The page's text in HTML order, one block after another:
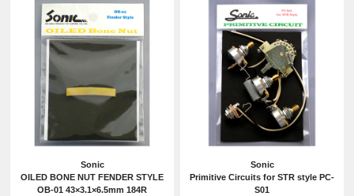
Sonic
OILED BONE NUT FENDER STYLE
OB-01 43×3.1×6.5mm 184R
Sonic
Primitive Circuits for STR style PC-
S01